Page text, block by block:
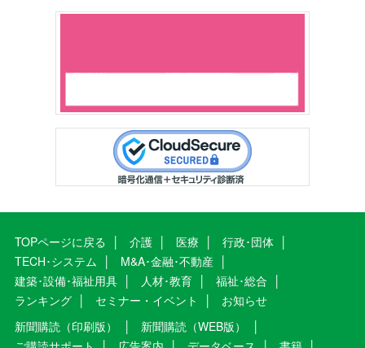
TOPページに戻る 介護 医療
行政･団体
TECH･システム
M&A･金融･不動産
建築･設備･福祉用具
人材･教育
福祉･総合
ランキング
セミナー・イベント
お知らせ
新聞購読（印刷版）
新聞購読（WEB版）